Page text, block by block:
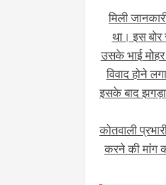
मिली
था। इस
उसके भाई मोहर
विवाद होने
इसके बाद
कोतवाली
करने की मांग